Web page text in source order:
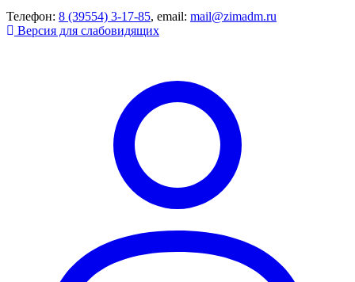
Телефон: 8 (39554) 3-17-85, email: mail@zimadm.ru
Версия для слабовидящих